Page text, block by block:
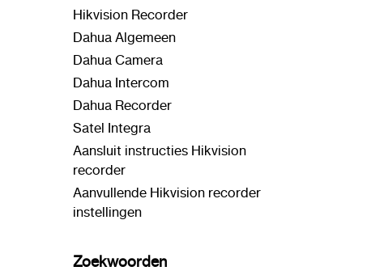
Hikvision Recorder
Dahua Algemeen
Dahua Camera
Dahua Intercom
Dahua Recorder
Satel Integra
Aansluit instructies Hikvision
recorder
Aanvullende Hikvision recorder
instellingen
Zoekwoorden